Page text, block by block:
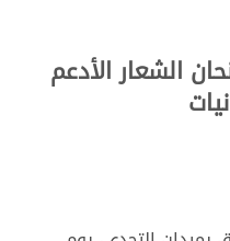
الشعار الأدعم